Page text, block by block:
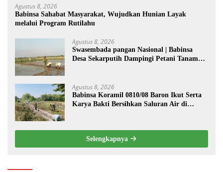
Agustus 8, 2026
Babinsa Sahabat Masyarakat, Wujudkan Hunian Layak
melalui Program Rutilahu
Agustus 8, 2026
Swasembada pangan Nasional | Babinsa
Desa Sekarputih Dampingi Petani Tanam
Agustus 8, 2026
Babinsa Koramil 0810/08 Baron Ikut Serta
Karya Bakti Bersihkan Saluran Air di
Selengkapnya